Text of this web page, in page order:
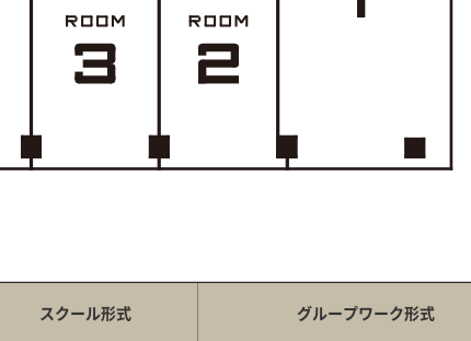
スクール形式 グループワーク形式